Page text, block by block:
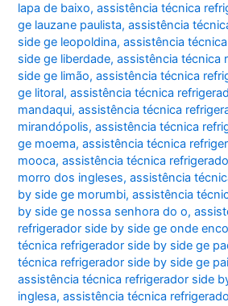
lapa de baixo,assistência técnica
ge lauzane paulista,assistência
side ge leopoldina,assistência
side ge liberdade,assistência técnica
side ge limão,assistência técnica
ge litoral,assistência técnica
mandaqui,assistência técnica
mirandópolis,assistência técnica
ge moema,assistência técnica
mooca,assistência técnica
morro dos ingleses,assistência
by side ge morumbi,assistência
by side ge nossa senhora do o,
refrigerador side by side ge onde
técnica refrigerador side by side ge
técnica refrigerador side by side ge
assistência técnica refrigerador side
inglesa,assistência técnica